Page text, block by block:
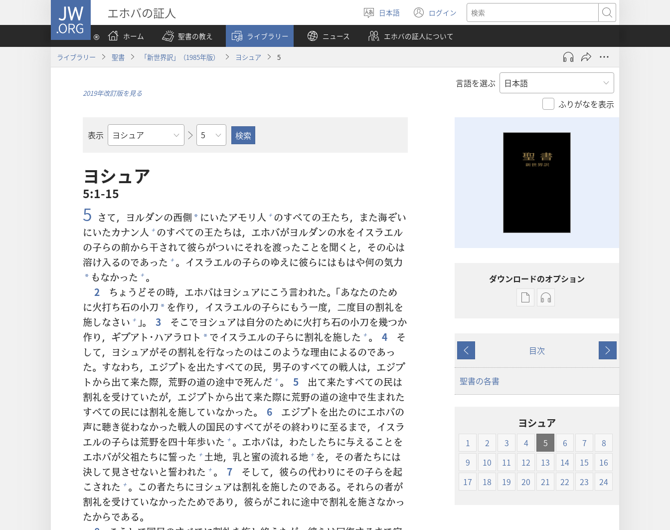
JW.ORG エホバの証人
言
語
を
選
日本語 ログイン
（新
し
い
タ
で
検
索
ホーム
聖書の教え ライブラリー ニュース エホバの証人について
ライブラリー 聖書 「新世界訳」（1985年版） ヨシュア 5
言語を選ぶ
ふりがなを表示
2019年改訂版を見る
表示
聖
の
書
名
章
ヨシュア
5:1-15
5 さて，ヨルダンの西側 * にいたアモリ人 + のすべての王たち，また海ぞい
にいたカナン人 + のすべての王たちは，エホバがヨルダンの水をイスラエル
の子らの前から干されて彼らがついにそれを渡ったことを聞くと，その心は
溶け入るのであった + 。イスラエルの子らのゆえに彼らにはもはや何の気力
* もなかった + 。
2
ちょうどその時，エホバはヨシュアにこう言われた。「あなたのため
に火打ち石の小刀 * を作り，イスラエルの子らにもう一度， 二度目の割礼を
施しなさい + 」。 3 そこでヨシュアは自分のために火打ち石の小刀を幾つか
作り，ギブアト･ハアラロト * でイスラエルの子らに割礼を施した + 。 4
そ
して，ヨシュアがその割礼を行なったのはこのような理由によるのであっ
た。すなわち，エジプトを出たすべての民， 男子のすべての戦人は，エジプ
トから出て来た際， 荒野の道の途中で死んだ + 。 5 出て来たすべての民は
割礼を受けていたが，エジプトから出て来た際に荒野の道の途中で生まれた
すべての民には割礼を施していなかった。 6 エジプトを出たのにエホバの
声に聴き従わなかった戦人の国民のすべてがその終わりに至るまで，イスラ
エルの子らは荒野を四十年歩いた + 。エホバは，わたしたちに与えることを
エホバが父祖たちに誓った + 土地， 乳と蜜の流れる地 + を，その者たちには
決して見させないと誓われた + 。 7 そして， 彼らの代わりにその子らを起
こされた + 。この者たちにヨシュアは割礼を施したのである。それらの者が
割礼を受けていなかったためであり， 彼らがこれに途中で割礼を施さなかっ
たからである。
ダウンロードのオプション
出
ダ
ウ
プ
ショ
ン
新
世
界
オー
ウ
プ
ショ
ン
新
世
界
戻
る
目次
次
へ
聖書の各書
ヨシュア
1 2 3 4 5 6 7
8
9
10 11 12 13 14 15
16
17
18 19 20 21 22 23 24